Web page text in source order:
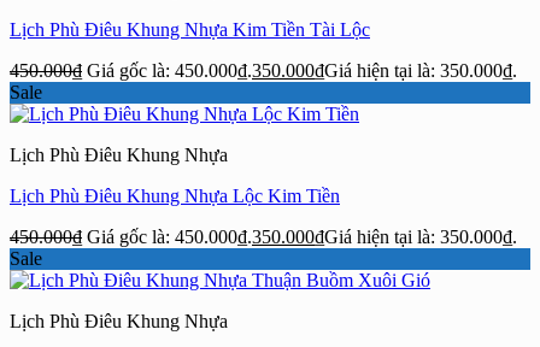
Lịch Phù Điêu Khung Nhựa Kim Tiền Tài Lộc
450.000₫ Giá gốc là: 450.000₫.350.000₫Giá hiện tại là: 350.000₫.
Sale
Lịch Phù Điêu Khung Nhựa
Lịch Phù Điêu Khung Nhựa Lộc Kim Tiền
450.000₫ Giá gốc là: 450.000₫.350.000₫Giá hiện tại là: 350.000₫.
Sale
Lịch Phù Điêu Khung Nhựa